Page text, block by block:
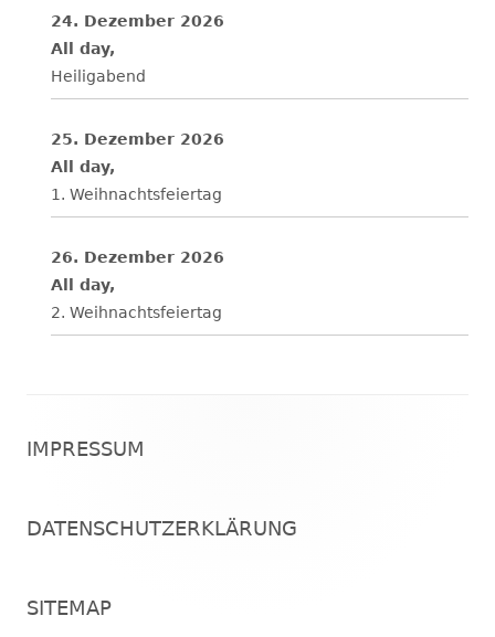
24. Dezember 2026
All day,
Heiligabend
25. Dezember 2026
All day,
1. Weihnachtsfeiertag
26. Dezember 2026
All day,
2. Weihnachtsfeiertag
Inhalt
IMPRESSUM
DATENSCHUTZERKLÄRUNG
SITEMAP